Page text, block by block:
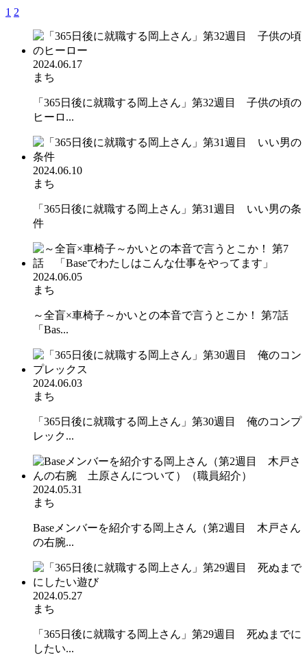
1 2
2024.06.17
まち
「365日後に就職する岡上さん」第32週目 子供の頃の
ヒーロ...
2024.06.10
まち
「365日後に就職する岡上さん」第31週目 いい男の条
件
2024.06.05
まち
～全盲×車椅子～かいとの本音で言うとこか！ 第7話
「Bas...
2024.06.03
まち
「365日後に就職する岡上さん」第30週目 俺のコンプ
レック...
2024.05.31
まち
Baseメンバーを紹介する岡上さん（第2週目 木戸さん
の右腕...
2024.05.27
まち
「365日後に就職する岡上さん」第29週目 死ぬまでに
したい...